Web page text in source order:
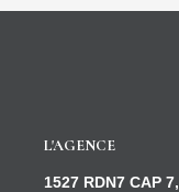
L'AGENCE
1527 RDN7 CAP